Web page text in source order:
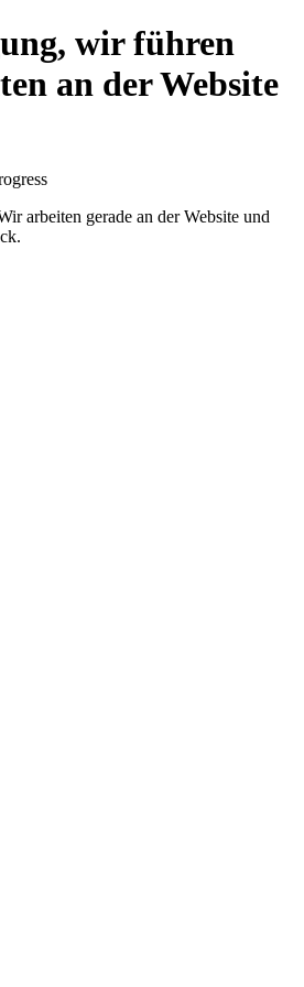
wir führen
an der Website
arbeiten gerade an der Website und